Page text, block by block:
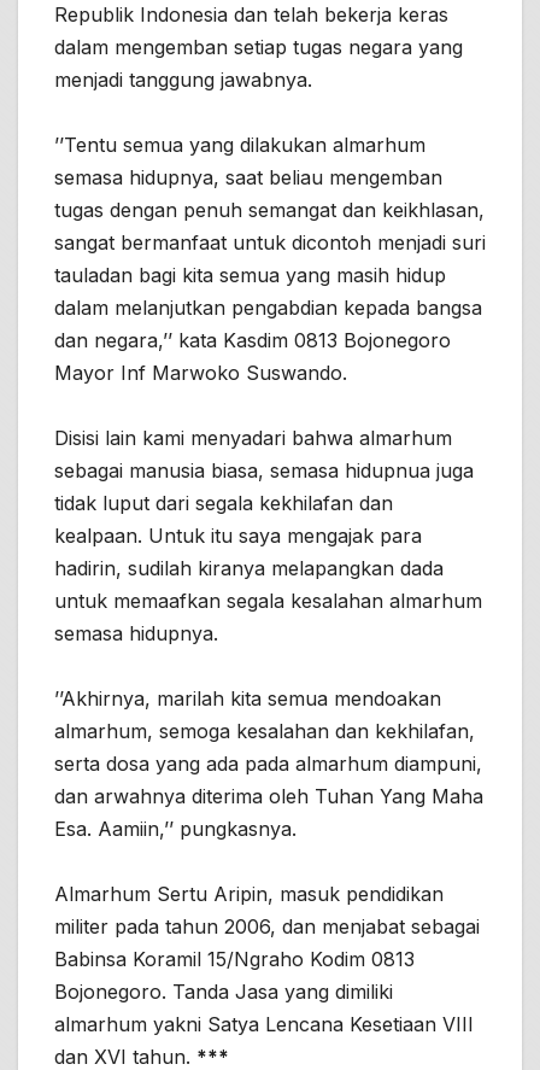
Republik Indonesia dan telah bekerja keras
dalam mengemban setiap tugas negara yang
menjadi tanggung jawabnya.
’’Tentu semua yang dilakukan almarhum
semasa hidupnya, saat beliau mengemban
tugas dengan penuh semangat dan keikhlasan,
sangat bermanfaat untuk dicontoh menjadi suri
tauladan bagi kita semua yang masih hidup
dalam melanjutkan pengabdian kepada bangsa
dan negara,’’ kata Kasdim 0813 Bojonegoro
Mayor Inf Marwoko Suswando.
Disisi lain kami menyadari bahwa almarhum
sebagai manusia biasa, semasa hidupnua juga
tidak luput dari segala kekhilafan dan
kealpaan. Untuk itu saya mengajak para
hadirin, sudilah kiranya melapangkan dada
untuk memaafkan segala kesalahan almarhum
semasa hidupnya.
’’Akhirnya, marilah kita semua mendoakan
almarhum, semoga kesalahan dan kekhilafan,
serta dosa yang ada pada almarhum diampuni,
dan arwahnya diterima oleh Tuhan Yang Maha
Esa. Aamiin,’’ pungkasnya.
Almarhum Sertu Aripin, masuk pendidikan
militer pada tahun 2006, dan menjabat sebagai
Babinsa Koramil 15/Ngraho Kodim 0813
Bojonegoro. Tanda Jasa yang dimiliki
almarhum yakni Satya Lencana Kesetiaan VIII
dan XVI tahun. ***